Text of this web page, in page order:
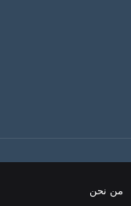
من نحن